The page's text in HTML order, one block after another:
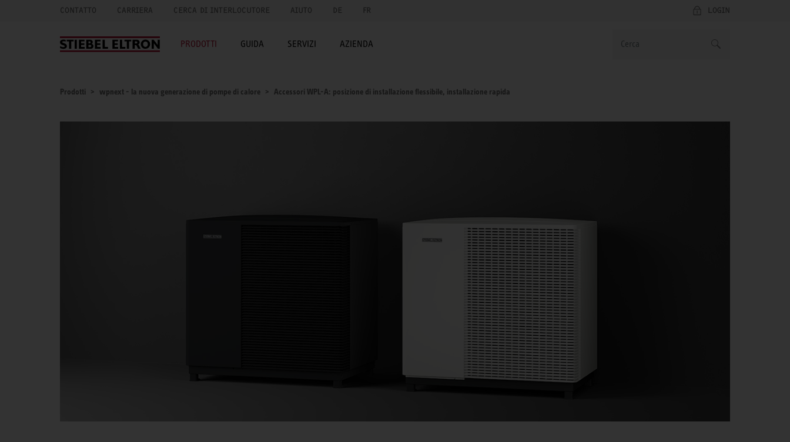
CONTATTO CARRIERA CERCA DI INTERLOCUTORE AIUTO DE FR LOGIN
PRODOTTI GUIDA SERVIZI AZIENDA
Prodotti wpnext - la nuova generazione di pompe di calore Accessori WPL-A: posizione di installazione flessibile, installazione rapida